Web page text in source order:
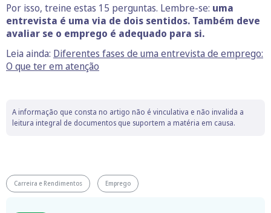
Por isso, treine estas 15 perguntas. Lembre-se: uma
entrevista é uma via de dois sentidos. Também deve
avaliar se o emprego é adequado para si.
Leia ainda: Diferentes fases de uma entrevista de emprego:
O que ter em atenção
A informação que consta no artigo não é vinculativa e não invalida a
leitura integral de documentos que suportem a matéria em causa.
Carreira e Rendimentos Emprego